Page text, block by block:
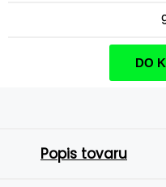
DO
Popis tovaru